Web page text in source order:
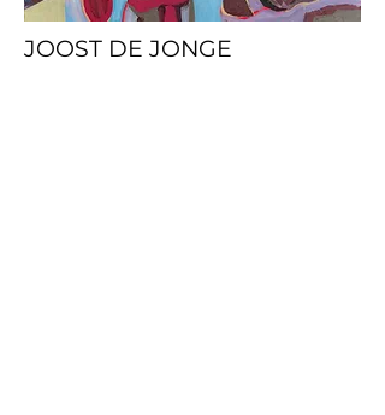
JOOST DE JONGE